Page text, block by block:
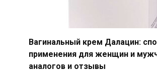
Вагинальный крем Далацин:
применения для женщин и
аналогов и отзывы